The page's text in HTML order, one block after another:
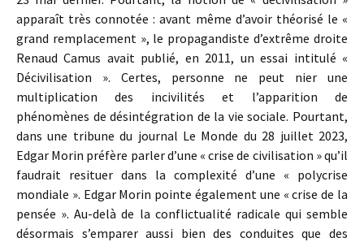
apparaît très connotée : avant même d’avoir théorisé le «
grand remplacement », le propagandiste d’extrême droite
Renaud Camus avait publié, en 2011, un essai intitulé «
Décivilisation ». Certes, personne ne peut nier une
multiplication des incivilités et l’apparition de
phénomènes de désintégration de la vie sociale. Pourtant,
dans une tribune du journal Le Monde du 28 juillet 2023,
Edgar Morin préfère parler d’une « crise de civilisation » qu’il
faudrait resituer dans la complexité d’une « polycrise
mondiale ». Edgar Morin pointe également une « crise de la
pensée ». Au-delà de la conflictualité radicale qui semble
désormais s’emparer aussi bien des conduites que des